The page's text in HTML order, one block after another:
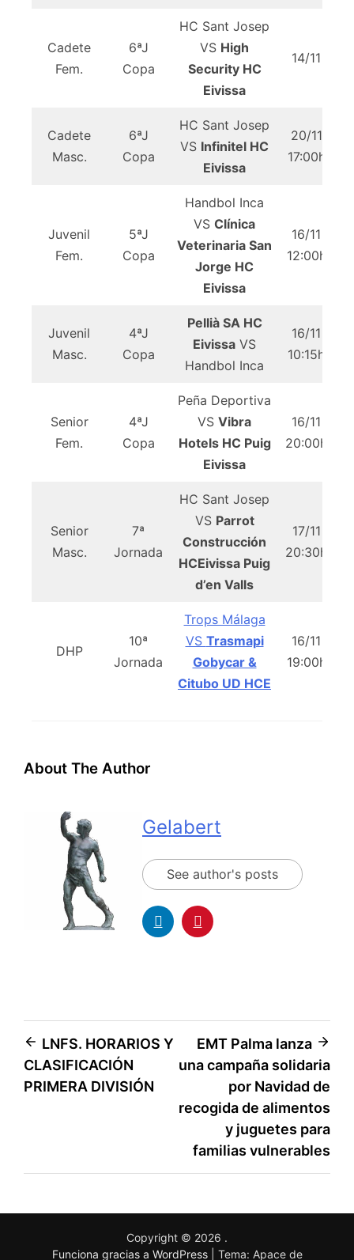
Cadete
Fem.
6ªJ
Copa
HC Sant Josep
VS High
Security HC
Eivissa
14/11
Cadete
Masc.
6ªJ
Copa
HC Sant Josep
VS Infinitel HC
Eivissa
20/11
17:00h
Juvenil
Fem.
5ªJ
Copa
Handbol Inca
VS Clínica
Veterinaria San
Jorge HC
Eivissa
16/11
12:00h
Juvenil
Masc.
4ªJ
Copa
Pellià SA HC
Eivissa VS
Handbol Inca
16/11
10:15h
Senior
Fem.
4ªJ
Copa
Peña Deportiva
VS Vibra
Hotels HC Puig
Eivissa
16/11
20:00h
Senior
Masc.
7ª
Jornada
HC Sant Josep
VS Parrot
Construcción
HCEivissa Puig
d’en Valls
17/11
20:30h
DHP
10ª
Jornada
Trops Málaga
VS Trasmapi
Gobycar &
Citubo UD HCE
16/11
19:00h
About The Author
Gelabert
See author's posts
LNFS. HORARIOS Y
CLASIFICACIÓN
PRIMERA DIVISIÓN
EMT Palma lanza
una campaña solidaria
por Navidad de
recogida de alimentos
y juguetes para
familias vulnerables
Copyright © 2026 .
Funciona gracias a WordPress
Tema: Apace de